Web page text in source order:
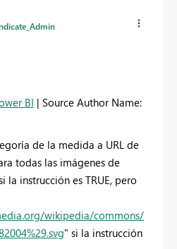
BI | Source Author Name:
de la medida a URL de
todas las imágenes de
la instrucción es TRUE, pero
wikipedia/commons/
" si la instrucción